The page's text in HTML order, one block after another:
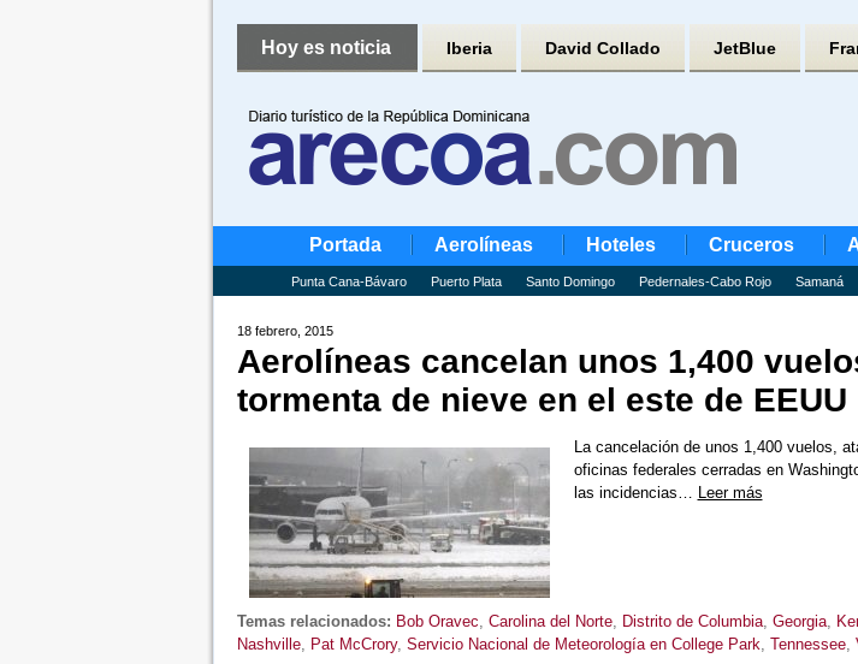
Hoy es noticia Iberia David Collado JetBlue
Portada Aerolíneas Hoteles Cruceros
Punta Cana-Bávaro Puerto Plata Santo Domingo Pedernales-Cabo Rojo Samaná
18 febrero, 2015
Aerolíneas cancelan unos 1,400
tormenta de nieve en el este de EEUU
La cancelación de unos 1,400 vuelos,
oficinas federales cerradas en
las incidencias… Leer más
Temas relacionados: Bob Oravec, Carolina del Norte, Distrito de Columbia, Georgia,
Nashville, Pat McCrory, Servicio Nacional de Meteorología en College Park, Tennessee,